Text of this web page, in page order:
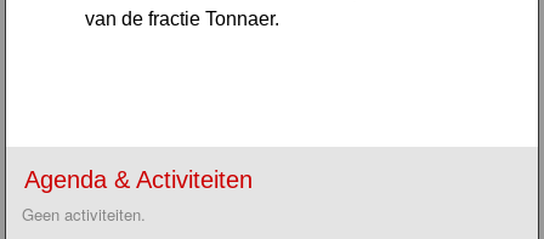
van de fractie Tonnaer.
Agenda & Activiteiten
Geen activiteiten.